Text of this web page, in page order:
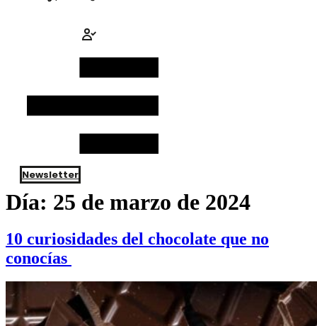
Newsletter
Día: 25 de marzo de 2024
10 curiosidades del chocolate que no
conocías